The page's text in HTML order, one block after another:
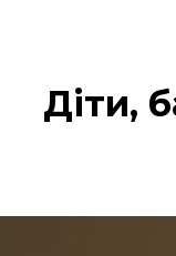
Діти,